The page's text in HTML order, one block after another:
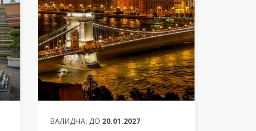
ВАЛИДНА: ДО 20.01.2027